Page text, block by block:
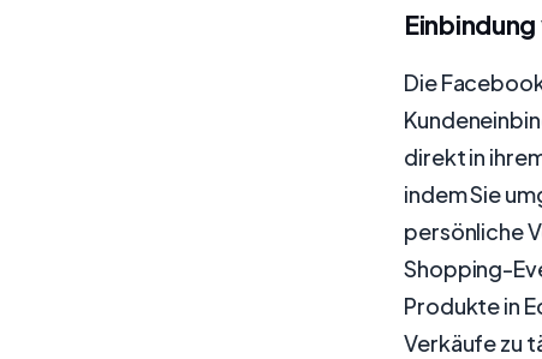
Die
direkt in
indem Sie
persönliche
Shopping-
Produkte in
Verkäufe zu